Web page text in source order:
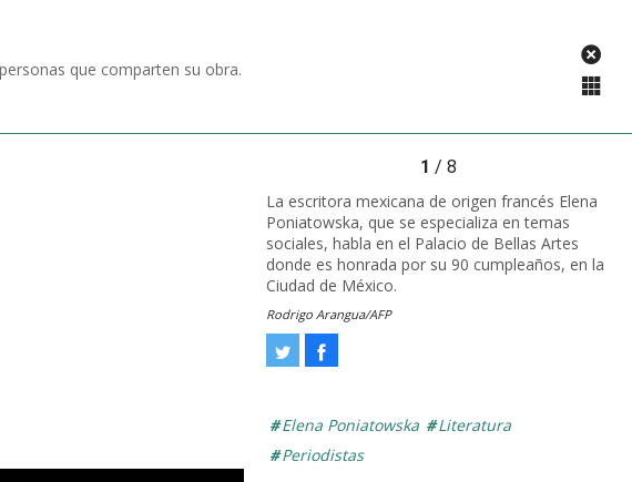
que comparten su obra.
Elena Poniatowska
Literatura
Periodistas
1 / 8
La escritora mexicana de origen francés Elena
Poniatowska, que se especializa en temas
sociales, habla en el Palacio de Bellas Artes
donde es honrada por su 90 cumpleaños, en la
Ciudad de México.
Rodrigo Arangua/AFP
Tweet